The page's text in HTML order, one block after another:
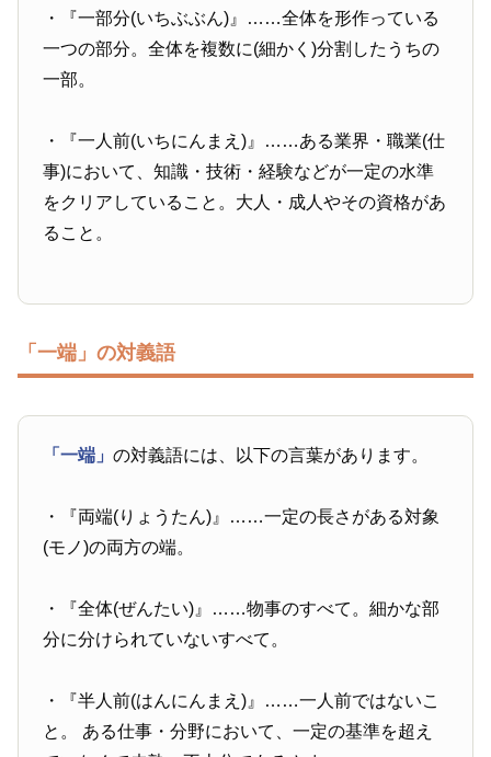
・『一部分(いちぶぶん)』……全体を形作っている
一つの部分。全体を複数に(細かく)分割したうちの
一部。
・『一人前(いちにんまえ)』……ある業界・職業(仕
事)において、知識・技術・経験などが一定の水準
をクリアしていること。大人・成人やその資格があ
ること。
「一端」の対義語
「一端」の対義語には、以下の言葉があります。
・『両端(りょうたん)』……一定の長さがある対象
(モノ)の両方の端。
・『全体(ぜんたい)』……物事のすべて。細かな部
分に分けられていないすべて。
・『半人前(はんにんまえ)』……一人前ではないこ
と。 ある仕事・分野において、一定の基準を超え